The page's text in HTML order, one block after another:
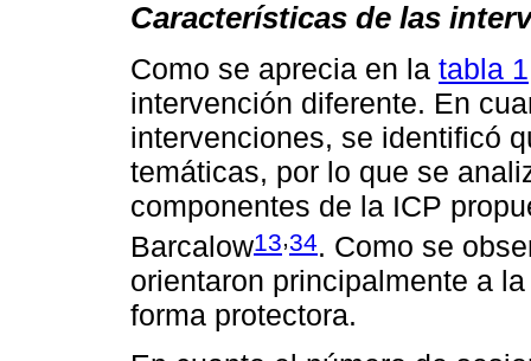
Características de las
Como se aprecia en la tabla 1
intervención diferente. En
intervenciones, se identificó
temáticas, por lo que se
componentes de la ICP
Barcalow13,34. Como se
orientaron principalmente a
forma protectora.